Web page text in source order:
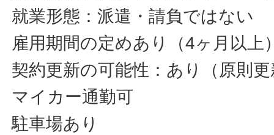
就業形態：派遣・請負ではない
雇用期間の定めあり（4ヶ月以上
契約更新の可能性：あり（原則
マイカー通勤可
駐車場あり